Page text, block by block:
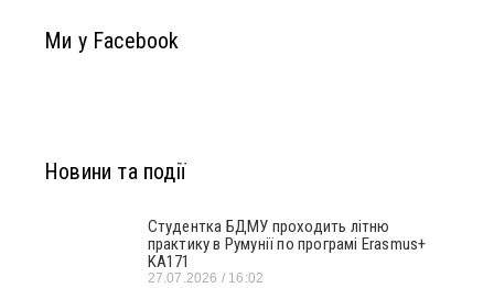
Ми у Facebook
Новини та події
Студентка БДМУ проходить літню
практику в Румунії по програмі Erasmus+
KA171
27.07.2026 16:02